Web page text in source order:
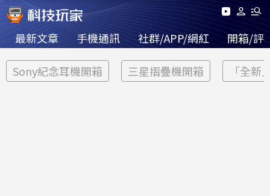
最新文章 手機通訊 社群/APP/網紅 開箱/評
Sony紀念耳機開箱 三星摺疊機開箱 「全新